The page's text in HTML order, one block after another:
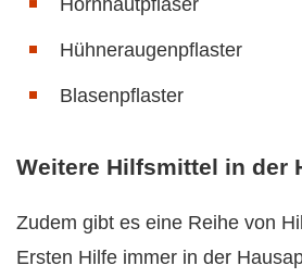
Hühneraugenpflaster
Blasenpflaster
Weitere Hilfsmittel in der
Zudem gibt es eine Reihe von
Ersten Hilfe immer in der